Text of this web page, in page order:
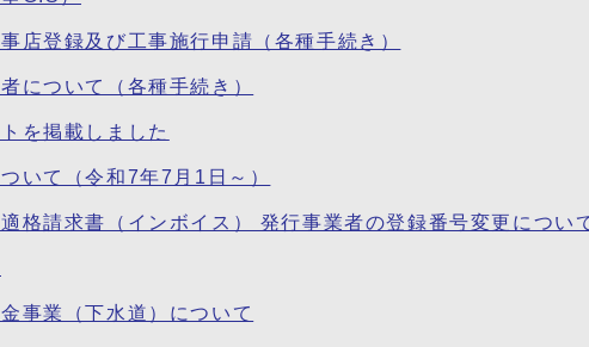
店登録及び工事施行申請（各種手続き）
について（各種手続き）
を掲載しました
いて（令和7年7月1日～）
格請求書（インボイス） 発行事業者の登録番号変更につい
事業（下水道）について